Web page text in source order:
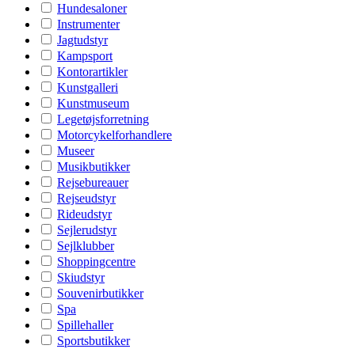
Hundesaloner
Instrumenter
Jagtudstyr
Kampsport
Kontorartikler
Kunstgalleri
Kunstmuseum
Legetøjsforretning
Motorcykelforhandlere
Museer
Musikbutikker
Rejsebureauer
Rejseudstyr
Rideudstyr
Sejlerudstyr
Sejlklubber
Shoppingcentre
Skiudstyr
Souvenirbutikker
Spa
Spillehaller
Sportsbutikker